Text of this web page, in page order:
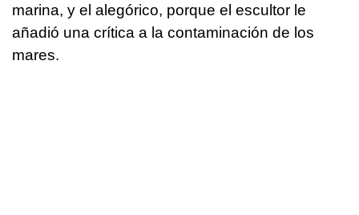
marina, y el alegórico, porque el escultor le
añadió una crítica a la contaminación de los
mares.